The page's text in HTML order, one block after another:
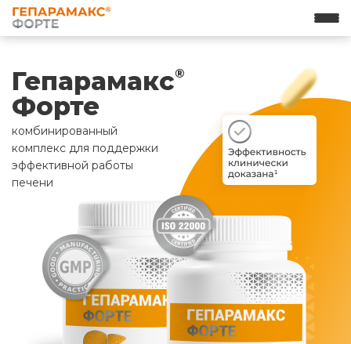
Гепарамакс®
Форте
комбинированный
комплекс для поддержки
эффективной работы
печени